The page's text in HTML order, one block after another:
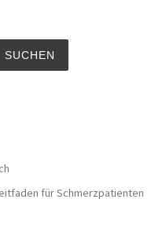
SUCHEN
für Schmerzpatienten